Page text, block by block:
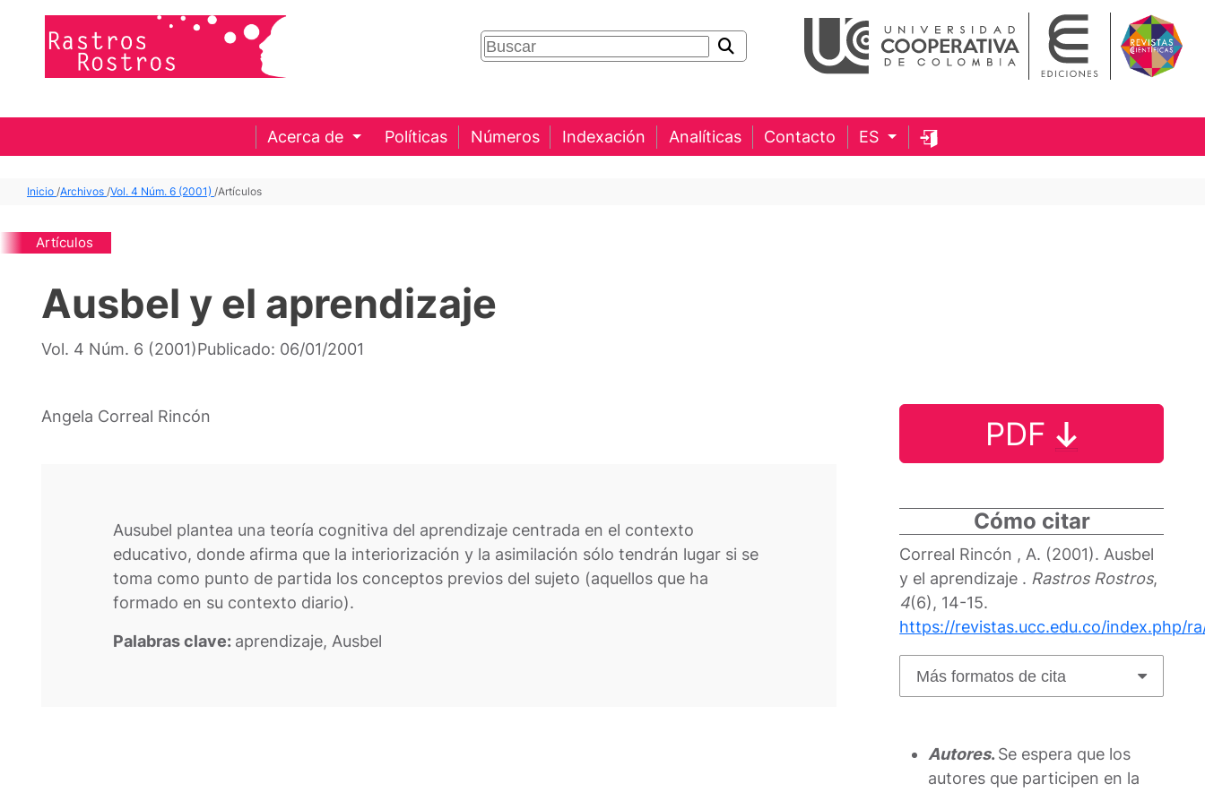
Acerca de Políticas Números Indexación Analíticas Contacto ES
Inicio /Archivos /Vol. 4 Núm. 6 (2001) /Artículos
Artículos
Ausbel y el aprendizaje
Vol. 4 Núm. 6 (2001)Publicado: 06/01/2001
Angela Correal Rincón
Ausubel plantea una teoría cognitiva del aprendizaje centrada en el contexto
educativo, donde afirma que la interiorización y la asimilación sólo tendrán lugar si se
toma como punto de partida los conceptos previos del sujeto (aquellos que ha
formado en su contexto diario).
Palabras clave: aprendizaje, Ausbel
PDF
Cómo citar
Correal Rincón , A. (2001). Ausbel
y el aprendizaje . Rastros Rostros,
4(6), 14-15.
https://revistas.ucc.edu.co/index.php/
Más formatos de cita
Autores.Se espera que los
autores que participen en la